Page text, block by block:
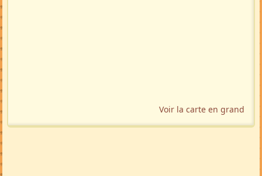
Voir la carte en grand